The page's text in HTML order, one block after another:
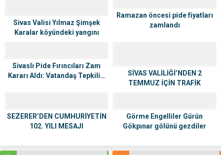
Sivas Valisi Yılmaz Şimşek
Karalar köyündeki yangını
inceledi
Ramazan öncesi pide fiyatları
zamlandı
Sivaslı Pide Fırıncıları Zam
Kararı Aldı: Vatandaş Tepkili…
SİVAS VALİLİĞİ’NDEN 2
TEMMUZ İÇİN TRAFİK
TEDBİRLERİ AÇIKLAMASI
SEZERER’DEN CUMHURİYETİN
102. YILI MESAJI
Görme Engelliler Gürün
Gökpınar gölünü gezdiler